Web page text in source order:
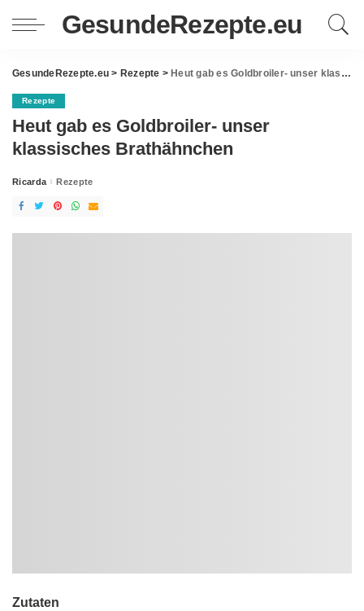
GesundeRezepte.eu
GesundeRezepte.eu > Rezepte > Heut gab es Goldbroiler- unser klassisches Brathähnchen
Rezepte
Heut gab es Goldbroiler- unser
klassisches Brathähnchen
Posted
Ricarda Rezepte
Zutaten